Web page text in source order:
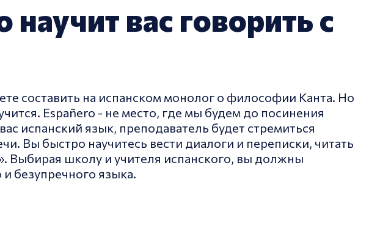
вас говорить с
составить на испанском монолог о философии Канта. Но
Españero - не место, где мы будем до посинения
испанский язык, преподаватель будет стремиться
Вы быстро научитесь вести диалоги и переписки, читать
Выбирая школу и учителя испанского, вы должны
безупречного языка.